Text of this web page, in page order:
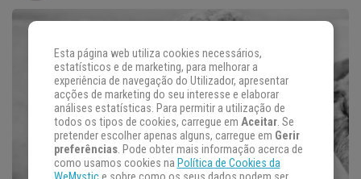
Esta página web utiliza cookies necessários,
estatísticos e de marketing, para melhorar a
experiência de navegação do Utilizador, apresentar
acções de marketing do seu interesse e elaborar
análises estatísticas. Para permitir a utilização de
todos os tipos de cookies, carregue em Aceitar. Se
pretender escolher apenas alguns, carregue em Gerir
preferências. Pode obter mais informação acerca de
como usamos cookies na Política de Cookies da